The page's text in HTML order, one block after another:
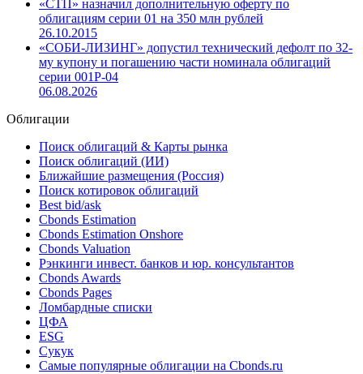
«СТП» назначил дополнительную оферту по
облигациям серии 01 на 350 млн рублей
26.10.2015
«СОБИ-ЛИЗИНГ» допустил технический дефолт по 32-
му купону и погашению части номинала облигаций
серии 001Р-04
06.08.2026
Облигации
Поиск облигаций & Карты рынка
Поиск облигаций (ИИ)
Ближайшие размещения (Россия)
Поиск котировок облигаций
Best bid/ask
Cbonds Estimation
Cbonds Estimation Onshore
Cbonds Valuation
Рэнкинги инвест. банков и юр. консультантов
Cbonds Awards
Cbonds Pages
Ломбардные списки
ЦФА
ESG
Сукук
Самые популярные облигации на Cbonds.ru